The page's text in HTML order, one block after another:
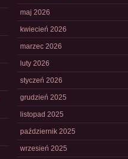
maj 2026
kwiecień 2026
marzec 2026
luty 2026
styczeń 2026
grudzień 2025
listopad 2025
październik 2025
wrzesień 2025